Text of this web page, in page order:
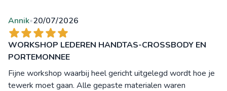
Annik•20/07/2026
WORKSHOP LEDEREN HANDTAS-CROSSBODY EN
PORTEMONNEE
Fijne workshop waarbij heel gericht uitgelegd wordt hoe je
tewerk moet gaan. Alle gepaste materialen waren